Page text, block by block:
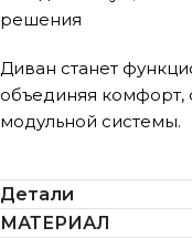
решения
Диван станет
объединяя комфорт,
модульной системы.
Детали
МАТЕРИАЛ